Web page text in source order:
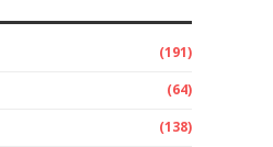
(191)
(64)
(138)